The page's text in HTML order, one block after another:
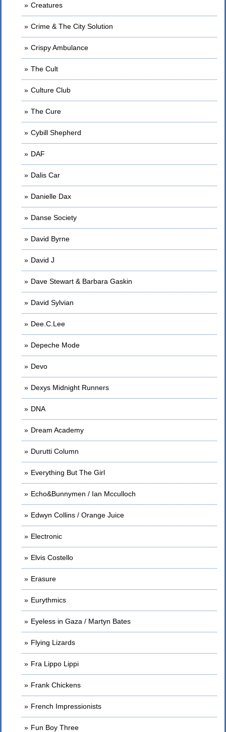
Creatures
Crime & The City Solution
Crispy Ambulance
The Cult
Culture Club
The Cure
Cybill Shepherd
DAF
Dalis Car
Danielle Dax
Danse Society
David Byrne
David J
Dave Stewart & Barbara Gaskin
David Sylvian
Dee.C.Lee
Depeche Mode
Devo
Dexys Midnight Runners
DNA
Dream Academy
Durutti Column
Everything But The Girl
Echo&Bunnymen / Ian Mcculloch
Edwyn Collins / Orange Juice
Electronic
Elvis Costello
Erasure
Eurythmics
Eyeless in Gaza / Martyn Bates
Flying Lizards
Fra Lippo Lippi
Frank Chickens
French Impressionists
Fun Boy Three